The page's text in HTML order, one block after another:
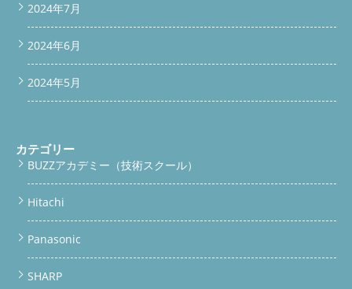
2024年7月
2024年6月
2024年5月
カテゴリー
BUZZアカデミー（技術スクール）
Hitachi
Panasonic
SHARP